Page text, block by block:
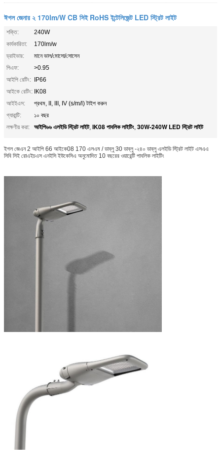
ঈগল জেনার ২ 170lm/W CB সিই RoHS ইন্টেলিজেন্ট LED স্ট্রিট লাইট
শক্তি:
240W
কার্যকারিতা:
170lm/w
ড্রাইভার:
মানে ভাল/মোসো/সোসেন
পিএফ:
>0.95
আইপি রেটিং: IP66
আইকে রেটিং: IK08
আইইএস:
প্রথম, II, III, IV (s/m/l) টাইপ করুন
গ্যারান্টি:
১০ বছর
লক্ষণীয় করা:
আইপি৬৬ এলইডি স্ট্রিট লাইট, IK08 পাবলিক লাইটিং, 30W-240W LED স্ট্রিট লাইট
ইগল জেএন 2 আইপি 66 আইকে08 170 এলএম / ডাব্লু 30 ডাব্লু -২৪০ ডাব্লু এলইডি স্ট্রিট লাইট এসএএ
সিবি সিই রোএইচএস এনইসি ইউকেসিএ অনুমোদিত 10 বছরের ওয়ারেন্টি পাবলিক লাইটিং